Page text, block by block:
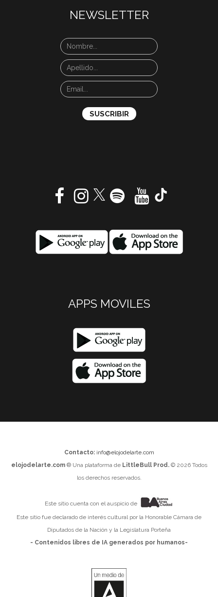
NEWSLETTER
APPS MOVILES
Contacto: info@elojodelarte.com
elojodelarte.com® Una plataforma de LittleBull Prod.© 2026 Todos
los derechos reservados.
Este sitio cuenta con el auspicio de
Este sitio fue declarado de interés cultural por la Honorable Cámara de
Diputados de la Nación y la Legislatura Porteña
- Contenidos libres de IA generados por humanos-